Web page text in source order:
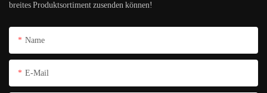
breites Produktsortiment zusenden können!
Name
E-Mail